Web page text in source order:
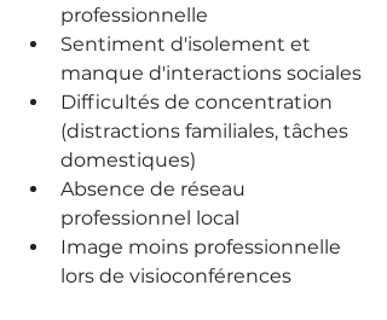
professionnelle
Sentiment d'isolement et
manque d'interactions sociales
Difficultés de concentration
(distractions familiales, tâches
domestiques)
Absence de réseau
professionnel local
Image moins professionnelle
lors de visioconférences